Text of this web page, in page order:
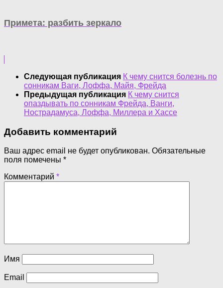
Примета: разбить зеркало
Следующая публикация К чему снится болезнь по
сонникам Ваги, Лоффа, Майя, Фрейда
Предыдущая публикация К чему снится
опаздывать по сонникам Фрейда, Ванги,
Нострадамуса, Лоффа, Миллера и Хассе
Добавить комментарий
Ваш адрес email не будет опубликован. Обязательные
поля помечены *
Комментарий *
Имя
Email